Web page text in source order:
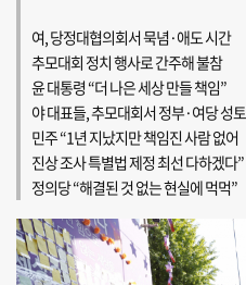
여, 당정대협의회서 묵념·애도 시간
추모대회 정치 행사로 간주해 불참
윤 대통령 “더 나은 세상 만들 책임”
야 대표들, 추모대회서 정부·여당 성토
민주 “1년 지났지만 책임진 사람 없어
진상 조사 특별법 제정 최선 다하겠다”
정의당 “해결된 것 없는 현실에 먹먹”